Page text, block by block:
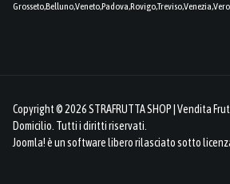
Copyright © 2026 STRAFRUTTA SHOP | Vendita
Domicilio. Tutti i diritti riservati.
Joomla!è un software libero rilasciato sotto